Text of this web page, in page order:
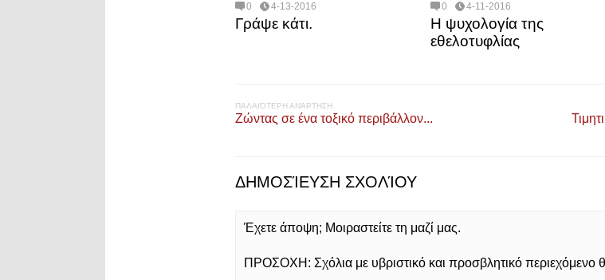
0 4-13-2016
Γράψε κάτι.
0 4-11-2016
Η ψυχολογία της
εθελοτυφλίας
ΠΑΛΑΙΌΤΕΡΗ ΑΝΆΡΤΗΣΗ
Ζώντας σε ένα τοξικό περιβάλλον...
ΔΗΜΟΣΊΕΥΣΗ ΣΧΟΛΊΟΥ
Έχετε άποψη; Μοιραστείτε τη μαζί μας.
ΠΡΟΣΟΧΗ: Σχόλια με υβριστικό και προσβλητικό περιεχόμενο